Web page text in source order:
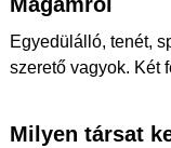
Egyedülálló, tenét,
szerető vagyok. Két
Milyen társat